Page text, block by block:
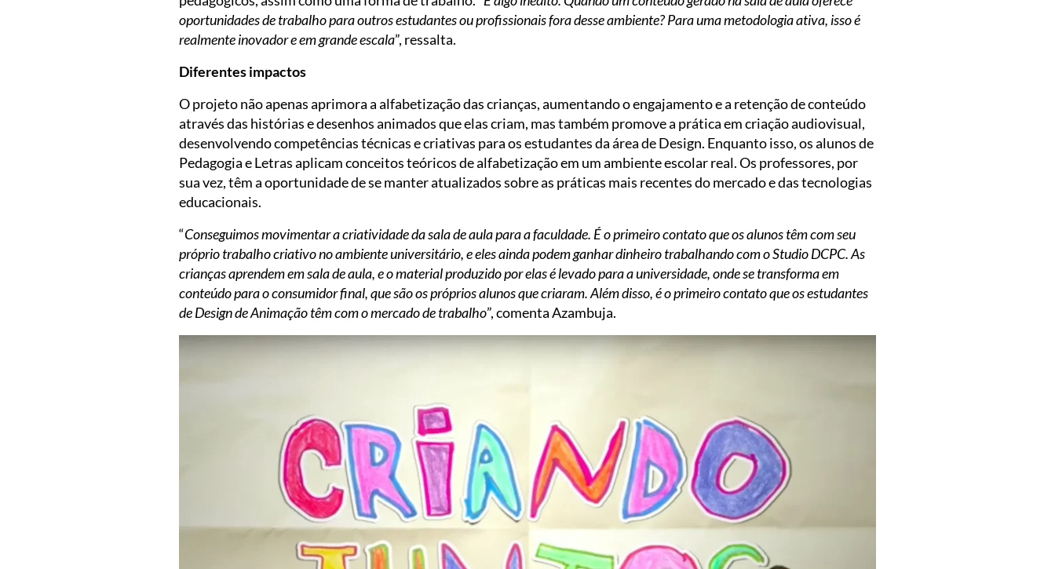
oportunidades de trabalho para outros estudantes ou profissionais fora desse ambiente? Para uma metodologia ativa, isso é
realmente inovador e em grande escala”, ressalta.
Diferentes impactos
O projeto não apenas aprimora a alfabetização das crianças, aumentando o engajamento e a retenção de conteúdo
através das histórias e desenhos animados que elas criam, mas também promove a prática em criação audiovisual,
desenvolvendo competências técnicas e criativas para os estudantes da área de Design. Enquanto isso, os alunos de
Pedagogia e Letras aplicam conceitos teóricos de alfabetização em um ambiente escolar real. Os professores, por
sua vez, têm a oportunidade de se manter atualizados sobre as práticas mais recentes do mercado e das tecnologias
educacionais.
“Conseguimos movimentar a criatividade da sala de aula para a faculdade. É o primeiro contato que os alunos têm com seu
próprio trabalho criativo no ambiente universitário, e eles ainda podem ganhar dinheiro trabalhando com o Studio DCPC. As
crianças aprendem em sala de aula, e o material produzido por elas é levado para a universidade, onde se transforma em
conteúdo para o consumidor final, que são os próprios alunos que criaram. Além disso, é o primeiro contato que os estudantes
de Design de Animação têm com o mercado de trabalho”, comenta Azambuja.